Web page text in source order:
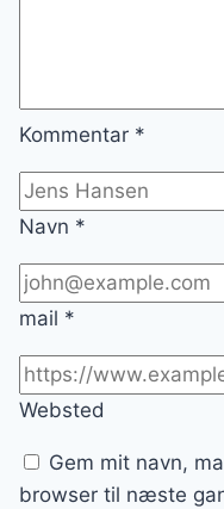
Kommentar *
Navn *
mail *
Websted
Gem mit navn,
browser til næste